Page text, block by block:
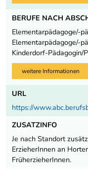
BERUFE NACH
Elementarpädagoge/-
Elementarpädagoge/-
Kinderdorf-Pädagogin/
weitere Informationen
URL
https://
ZUSATZINFO
Je nach Standort
ErzieherInnen an
FrüherzieherInnen.